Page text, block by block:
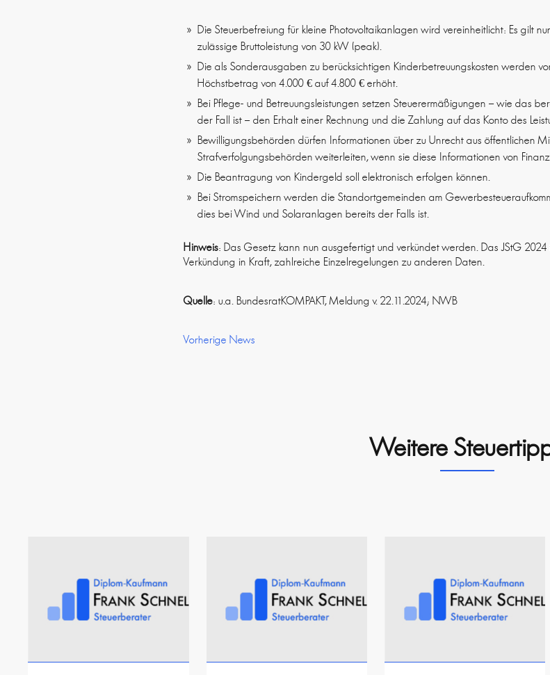
Die Steuerbefreiung für kleine Photovoltaikanlagen wird vereinheitlicht: Es gilt
zulässige Bruttoleistung von 30 kW (peak).
Die als Sonderausgaben zu berücksichtigen Kinderbetreuungskosten werden
Höchstbetrag von 4.000 € auf 4.800 € erhöht.
Bei Pflege- und Betreuungsleistungen setzen Steuerermäßigungen – wie das
der Fall ist – den Erhalt einer Rechnung und die Zahlung auf das Konto des
Bewilligungsbehörden dürfen Informationen über zu Unrecht aus öffentlichen
Strafverfolgungsbehörden weiterleiten, wenn sie diese Informationen von
Die Beantragung von Kindergeld soll elektronisch erfolgen können.
Bei Stromspeichern werden die Standortgemeinden am
dies bei Wind und Solaranlagen bereits der Falls ist.
Hinweis: Das Gesetz kann nun ausgefertigt und verkündet werden. Das JStG
Verkündung in Kraft, zahlreiche Einzelregelungen zu anderen Daten.
Quelle: u.a. BundesratKOMPAKT, Meldung v. 22.11.2024; NWB
Vorherige News
Weitere